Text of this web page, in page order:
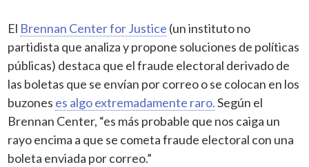
El Brennan Center for Justice (un instituto no
partidista que analiza y propone soluciones de políticas
públicas) destaca que el fraude electoral derivado de
las boletas que se envían por correo o se colocan en los
buzones es algo extremadamente raro.Según el
Brennan Center, “es más probable que nos caiga un
rayo encima a que se cometa fraude electoral con una
boleta enviada por correo.”